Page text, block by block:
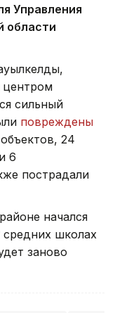
Управления
области
сильный
повреждены
24
6
пострадали
начался
средних школах
заново